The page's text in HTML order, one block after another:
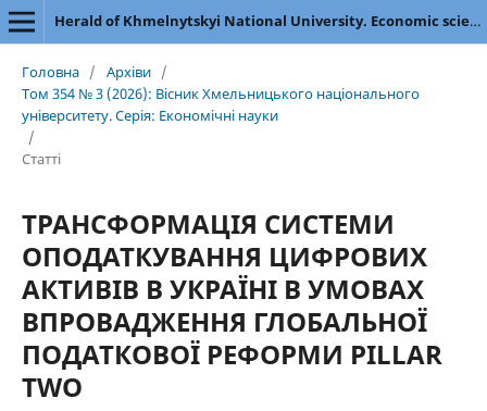
Herald of Khmelnytskyi National University. Economic sciences
Головна / Архіви /
Том 354 № 3 (2026): Вісник Хмельницького національного
університету. Серія: Економічні науки
/
Статті
ТРАНСФОРМАЦІЯ СИСТЕМИ
ОПОДАТКУВАННЯ ЦИФРОВИХ
АКТИВІВ В УКРАЇНІ В УМОВАХ
ВПРОВАДЖЕННЯ ГЛОБАЛЬНОЇ
ПОДАТКОВОЇ РЕФОРМИ PILLAR
TWO